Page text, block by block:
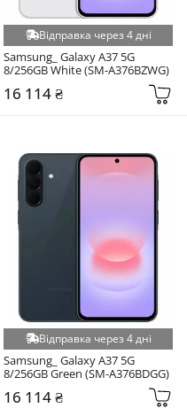
Відправка через 4 дні
Samsung_ Galaxy A37 5G
8/256GB White (SM-A376BZWG)
16 114 ₴
Відправка через 4 дні
Samsung_ Galaxy A37 5G
8/256GB Green (SM-A376BDGG)
16 114 ₴